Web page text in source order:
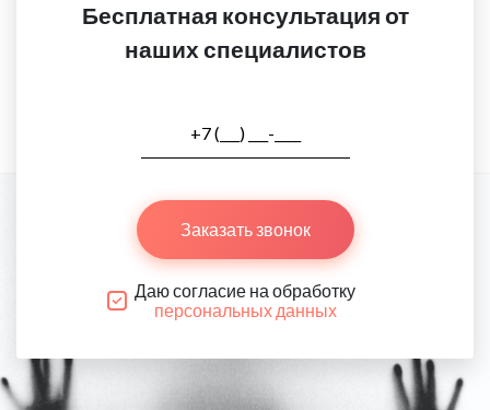
Бесплатная консультация от
наших специалистов
Заказать звонок
Даю согласие на обработку
персональных данных